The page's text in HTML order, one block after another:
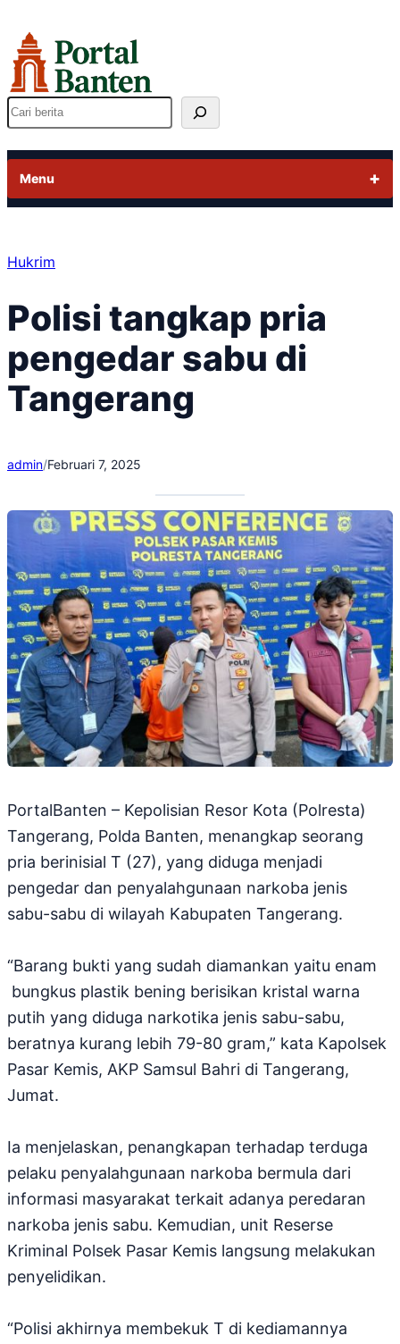
ke
konten
Cari
Menu
Hukrim
Polisi tangkap pria
pengedar sabu di
Tangerang
admin/Februari 7, 2025
PortalBanten – Kepolisian Resor Kota (Polresta)
Tangerang, Polda Banten, menangkap seorang
pria berinisial T (27), yang diduga menjadi
pengedar dan penyalahgunaan narkoba jenis
sabu-sabu di wilayah Kabupaten Tangerang.
“Barang bukti yang sudah diamankan yaitu enam
bungkus plastik bening berisikan kristal warna
putih yang diduga narkotika jenis sabu-sabu,
beratnya kurang lebih 79-80 gram,” kata Kapolsek
Pasar Kemis, AKP Samsul Bahri di Tangerang,
Jumat.
Ia menjelaskan, penangkapan terhadap terduga
pelaku penyalahgunaan narkoba bermula dari
informasi masyarakat terkait adanya peredaran
narkoba jenis sabu. Kemudian, unit Reserse
Kriminal Polsek Pasar Kemis langsung melakukan
penyelidikan.
“Polisi akhirnya membekuk T di kediamannya